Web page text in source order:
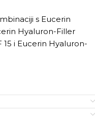
s Eucerin
Hyaluron-Filler
i Eucerin Hyaluron-